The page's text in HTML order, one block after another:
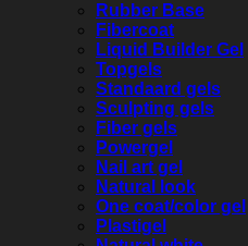
Rubber Base
Fibercoat
Liquid Builder Gel
Topgels
Standaard gels
Sculpting gels
Fiber gels
Powergel
Nail art gel
Natural look
One coat/color gel
Plastigel